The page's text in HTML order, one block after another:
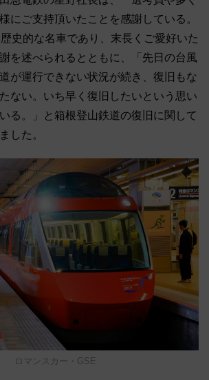
にご支持頂いたことを感謝している。
史的な名車であり、末長くご愛好いた
を述べられるとともに、「先日の台風
が運行できない状況が続き、復旧もな
ない。いち早く復旧したいという思い
る。」と箱根登山鉄道の復旧に関して
した。
ロマンスカー・GSE